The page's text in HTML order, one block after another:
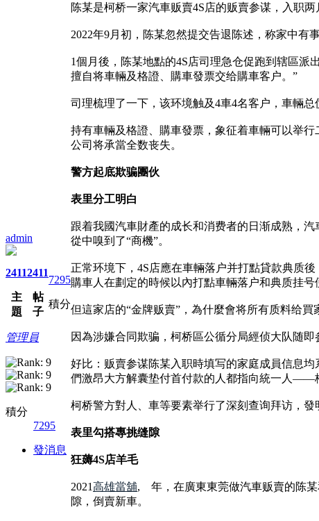
admin
2411
主
題
2411
帖
子
7295
積分
管理員
積分
7295
發消息
陈某是柯桥一家汽車贩賣4S店的贩賣参谋，入职两
2022年9月初，陈某忽然提交告退陈述，称家中有
1個月後，陈某地點的4S店司理急仓促跑到辖區
擅自将車輛及格證、購車發票交给購車客户。”
司理梳理了一下，该环境触及4車4名客户，車輛
持有車輛及格證、購車發票，象征着車輛可以举
公司将承當全数丧失。
警方起底欺骗團伙
表里分工明白
跟着我國汽車財產的成长和消费者的日渐成熟，
從中嗅到了“商機”。
正常环境下，4S店應在車輛落户并打點貸款典质
購車人在劃定的時候以內打點車輛落户和典质挂
但這家店的“金牌贩賣”，為什麼會将所有质料给買
因為涉嫌合同欺骗，柯桥區公循分局經侦大队随
好比：贩賣参谋陈某入职時填写的家庭成員信息
們激昂大方解囊垫付首付款的人都指向統一人——
柯桥警方對人、車等要素举行了深刻查询拜访，發
表里勾搭專挑缝隙
狂薅4S店羊毛
2021高雄當舖, 年，在廣東東莞做汽車贩賣的陈
隙，倒賣新車。